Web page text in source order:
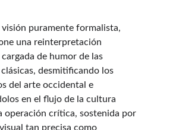
visión puramente formalista,
una reinterpretación
de humor de las
desmitificando los
del arte occidental e
en el flujo de la cultura
operación crítica, sostenida por
tan precisa como